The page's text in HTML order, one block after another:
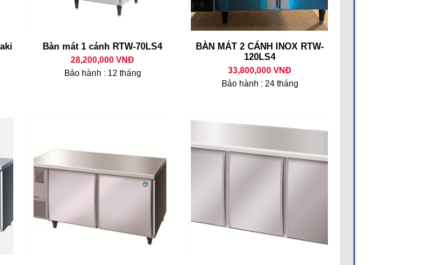
Bàn mát 1 cánh RTW-70LS4
28,200,000 VNĐ
Bảo hành : 12 tháng
BÀN MÁT 2 CÁNH INOX RTW-
120LS4
33,800,000 VNĐ
Bảo hành : 24 tháng